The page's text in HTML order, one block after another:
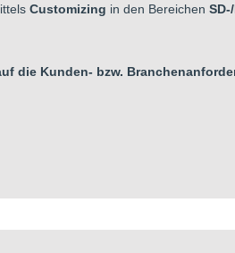
Customizing in den Bereichen
die Kunden- bzw.